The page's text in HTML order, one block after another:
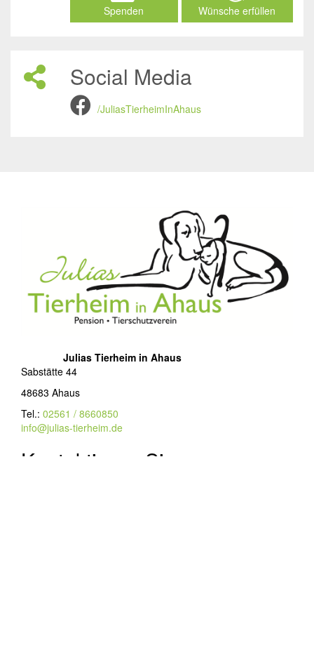
Spenden Wünsche erfüllen
Social Media
/JuliasTierheimInAhaus
Julias Tierheim in Ahaus
Sabstätte 44
48683 Ahaus
Tel.: 02561 / 8660850
info@julias-tierheim.de
Kontaktieren Sie uns